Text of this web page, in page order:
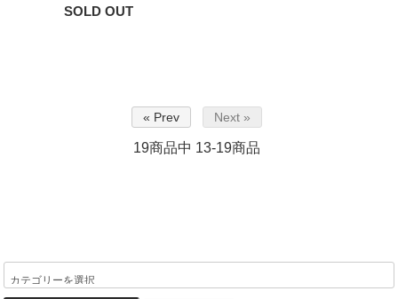
SOLD OUT
« Prev Next »
19商品中 13-19商品